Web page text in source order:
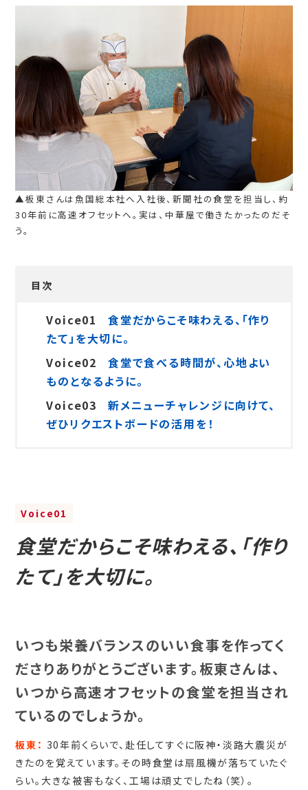
▲板東さんは魚国総本社へ入社後、新聞社の食堂を担当し、約
30年前に高速オフセットへ。実は、中華屋で働きたかったのだそ
う。
目次
Voice01
食堂だからこそ味わえる、「作り
たて」を大切に。
Voice02
食堂で食べる時間が、心地よい
ものとなるように。
Voice03
新メニューチャレンジに向けて、
ぜひリクエストボードの活用を！
Voice01
食堂だからこそ味わえる、「作り
たて」を大切に。
いつも栄養バランスのいい食事を作ってく
ださりありがとうございます。板東さんは、
いつから高速オフセットの食堂を担当され
ているのでしょうか。
板東： 30年前くらいで、赴任してすぐに阪神・淡路大震災が
きたのを覚えています。その時食堂は扇風機が落ちていたぐ
らい。大きな被害もなく、工場は頑丈でしたね（笑）。